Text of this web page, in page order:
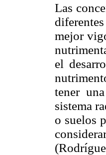
Las
mejor
el
tener
sistema
o suelos